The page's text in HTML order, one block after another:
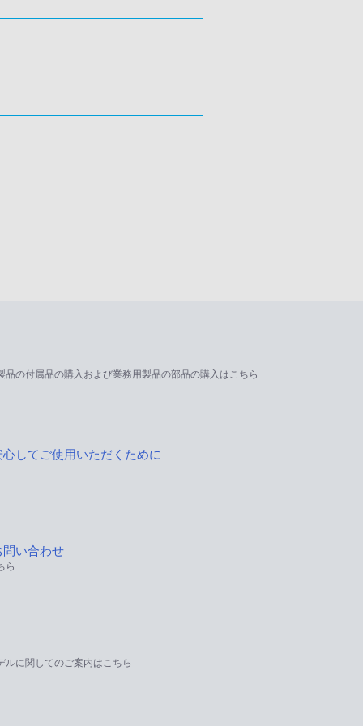
品の付属品の購入および業務用製品の部品の購入はこちら
してご使用いただくために
い合わせ
ら
ルに関してのご案内はこちら